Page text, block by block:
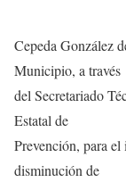
Cepeda González
Municipio, a través
del Secretariado
Estatal de
Prevención, para el
disminución de